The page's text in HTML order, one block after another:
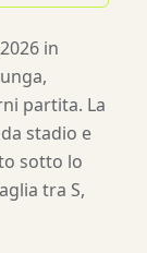
in
partita. La
stadio e
sotto lo
tra S,